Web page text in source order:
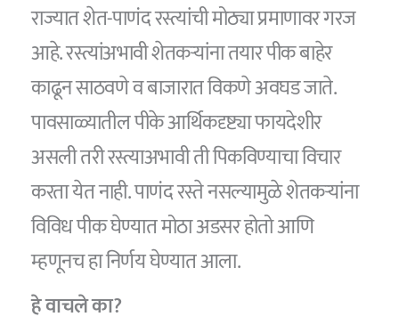
राज्यात शेत-पाणंद रस्त्यांची मोठ्या प्रमाणावर गरज
आहे. रस्त्यांअभावी शेतकऱ्यांना तयार पीक बाहेर
काढून साठवणे व बाजारात विकणे अवघड जाते.
पावसाळ्यातील पीके आर्थिकदृष्ट्या फायदेशीर
असली तरी रस्त्याअभावी ती पिकविण्याचा विचार
करता येत नाही. पाणंद रस्ते नसल्यामुळे शेतकऱ्यांना
विविध पीक घेण्यात मोठा अडसर होतो आणि
म्हणूनच हा निर्णय घेण्यात आला.
हे वाचले का?